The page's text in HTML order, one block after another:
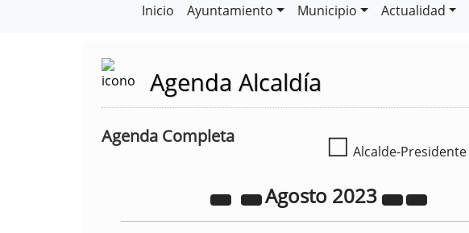
Inicio Ayuntamiento Municipio Actualidad
Agenda Alcaldía
Agenda Completa ☐ Alcalde-Presidente
Agosto 2023